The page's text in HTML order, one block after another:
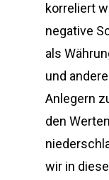
korreliert
negative
als
und
Anlegern
den
wir in